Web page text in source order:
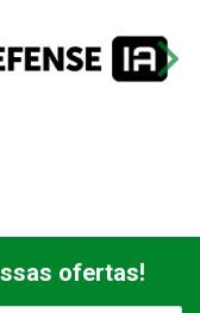
ofertas!